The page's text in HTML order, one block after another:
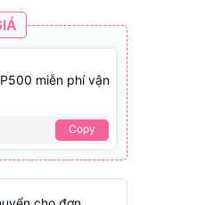
miễn phí vận
Copy